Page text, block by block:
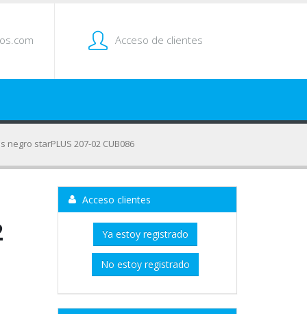
Acceso de clientes
starPLUS 207-02 CUB086
Acceso clientes
Ya estoy registrado
No estoy registrado